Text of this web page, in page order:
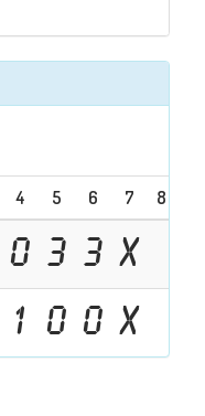
4 5 6 7 8
0 3 3 X
1 0 0 X